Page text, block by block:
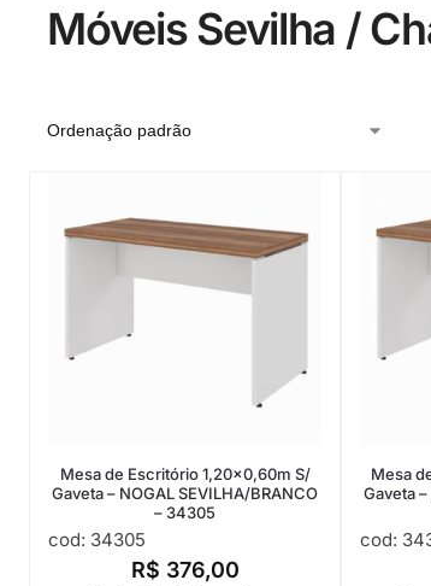
Móveis Sevilha /
Mesa de Escritório 1,20×0,60m S/
Gaveta – NOGAL SEVILHA/BRANCO
– 34305
cod: 34305
R$ 376,00
Mesa
Gaveta
cod: